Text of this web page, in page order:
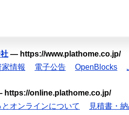
— https://www.plathome.co.jp/
情報 電子公告 OpenBlocks
https://online.plathome.co.jp/
オンラインについて 見積書・